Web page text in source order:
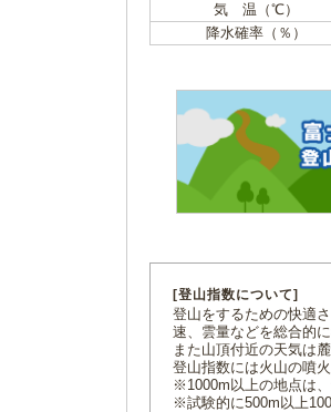
気 温（℃）
降水確率（％）
[登山指数について]
登山をするための快適
速、雲量などを総合的
また山頂付近の天気は
登山指数には火山の噴
※1000m以上の地点は
※試験的に500m以上